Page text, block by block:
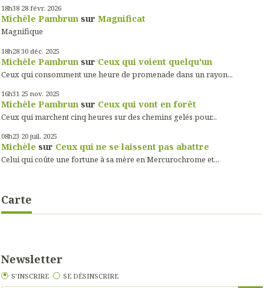
18h38 28 févr. 2026
Michèle Pambrun sur Magnificat
Magnifique
18h28 30 déc. 2025
Michèle Pambrun sur Ceux qui voient quelqu'un
Ceux qui consomment une heure de promenade dans un rayon...
16h31 25 nov. 2025
Michèle Pambrun sur Ceux qui vont en forêt
Ceux qui marchent cinq heures sur des chemins gelés pour...
08h23 20 juil. 2025
Michèle sur Ceux qui ne se laissent pas abattre
Celui qui coûte une fortune à sa mère en Mercurochrome et...
Carte
Newsletter
S'INSCRIRE SE DÉSINSCRIRE